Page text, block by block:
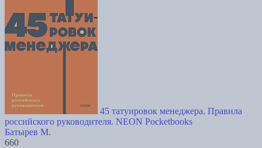
45 татуировок менеджера. Правила
российского руководителя. NEON Pocketbooks
Батырев М.
660